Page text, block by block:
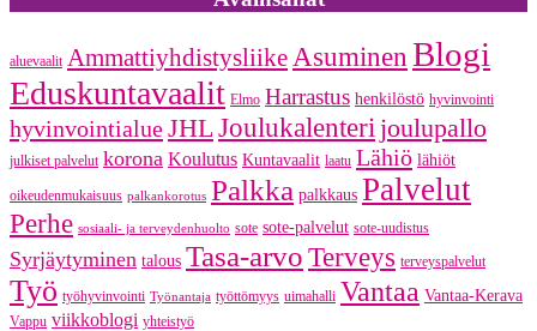
aluevaalit Ammattiyhdistysliike Asuminen Blogi
Eduskuntavaalit Elmo Harrastus henkilöstö hyvinvointi
hyvinvointialueJHLJoulukalenteri joulupallo
julkiset palvelut korona Koulutus Kuntavaalit laatu Lähiö lähiöt
oikeudenmukaisuus palkankorotus Palkka palkkaus Palvelut
Perhe sosiaali- ja terveydenhuolto sote sote-palvelut sote-uudistus
Syrjäytyminen talous Tasa-arvo Terveys terveyspalvelut
Työ työhyvinvointi Työnantaja työttömyys uimahalli Vantaa Vantaa-Kerava
Vappu viikkoblogi yhteistyö